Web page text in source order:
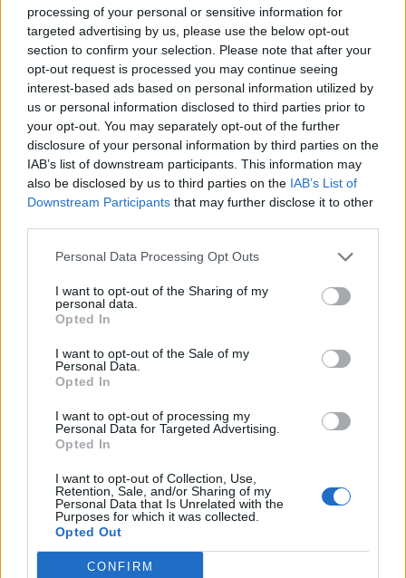
processing of your personal or sensitive information for
targeted advertising by us, please use the below opt-out
section to confirm your selection. Please note that after your
opt-out request is processed you may continue seeing
interest-based ads based on personal information utilized by
us or personal information disclosed to third parties prior to
your opt-out. You may separately opt-out of the further
disclosure of your personal information by third parties on the
IAB’s list of downstream participants. This information may
also be disclosed by us to third parties on the IAB’s List of
Downstream Participants that may further disclose it to other
Personal Data Processing Opt Outs
I want to opt-out of the Sharing of my
personal data.
Opted In
I want to opt-out of the Sale of my
Personal Data.
Opted In
I want to opt-out of processing my
Personal Data for Targeted Advertising.
Opted In
I want to opt-out of Collection, Use,
Retention, Sale, and/or Sharing of my
Personal Data that Is Unrelated with the
Purposes for which it was collected.
Opted Out
CONFIRM
Bonus Malus
Presenze a
voto
Quotazioni
Riepilogo stagione